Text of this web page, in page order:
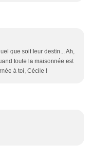
que soit leur destin... Ah,
toute la maisonnée est
à toi, Cécile !